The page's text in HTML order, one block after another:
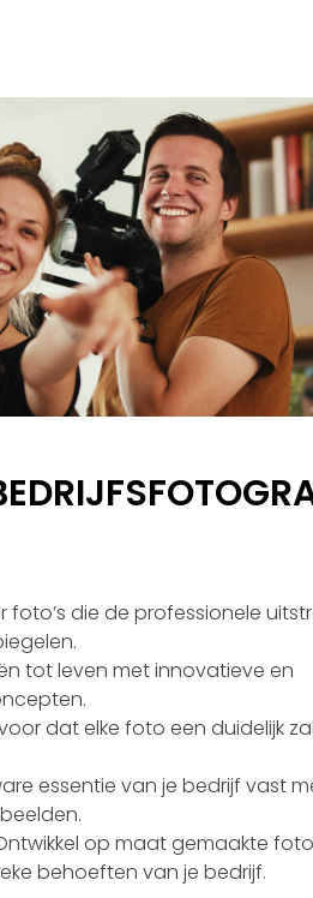
foto’s die de professionele
tot leven met innovatieve en
dat elke foto een duidelijk
essentie van je bedrijf vast
op maat gemaakte
behoeften van je bedrijf.